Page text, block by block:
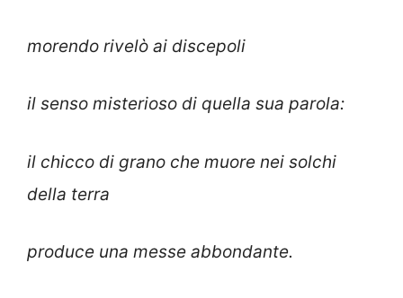
morendo rivelò ai discepoli
il senso misterioso di quella sua parola:
il chicco di grano che muore nei solchi
della terra
produce una messe abbondante.